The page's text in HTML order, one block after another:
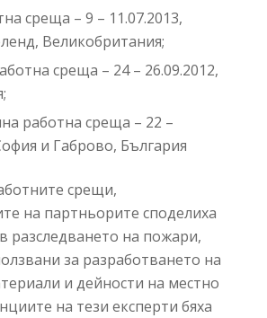
среща – 9 – 11.07.2013,
Великобритания;
среща – 24 – 26.09.2012,
работна среща – 22 –
и Габрово, България
срещи,
на партньорите споделиха
разследването на пожари,
за разработването на
и дейности на местно
на тези експерти бяха